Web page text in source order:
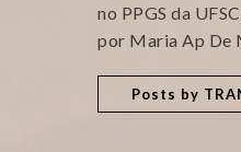
no PPGS da
por Maria Ap De
Posts by